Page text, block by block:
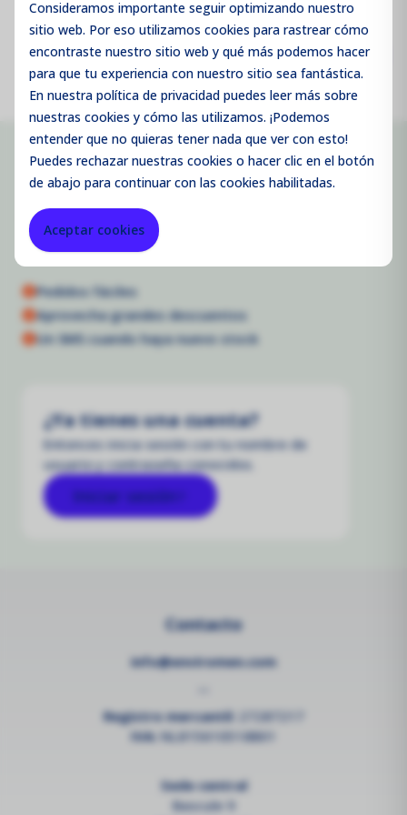
Consideramos importante seguir optimizando nuestro
sitio web. Por eso utilizamos cookies para rastrear cómo
encontraste nuestro sitio web y qué más podemos hacer
para que tu experiencia con nuestro sitio sea fantástica.
En nuestra política de privacidad puedes leer más sobre
nuestras cookies y cómo las utilizamos. ¡Podemos
entender que no quieras tener nada que ver con esto!
Puedes rechazarnuestras cookies o hacer clic en el botón
de abajo para continuar con las cookies habilitadas.
Aceptar cookies
Registro de empresas
¡Bienvenido a nuestro portal! Regístrate aquí como
cliente empresarial.
Pedidos fáciles
Aprovecha grandes descuentos
Un SMS cuando haya nuevo stock
¿Ya tienes una cuenta?
Entonces inicia sesión con tu nombre de
usuario y contraseña conocidos.
Iniciar sesión
Siguiente paso
Contacto
info@enviromen.com
Registro mercantil: 27287217
IVA: NL815610518B01
Sede central
Bascule 9